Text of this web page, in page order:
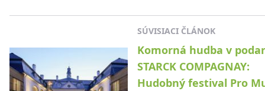
SÚVISIACI ČLÁNOK
Komorná hudba v
STARCK COMPAGNAY:
Hudobný festival Pro